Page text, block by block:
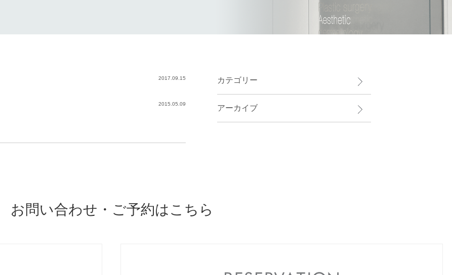
カテゴリー
アーカイブ
2017.09.15
2015.05.09
お問い合わせ・ご予約はこちら